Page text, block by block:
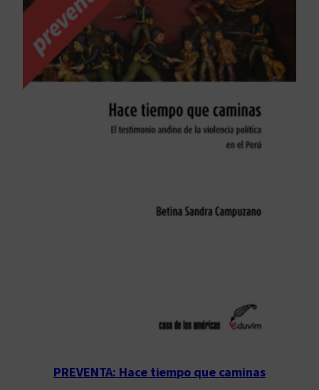
PREVENTA: Hace tiempo que caminas